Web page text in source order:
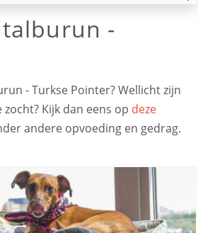
-
- Turkse Pointer? Wellicht zijn
Kijk dan eens op deze
andere opvoeding en gedrag.